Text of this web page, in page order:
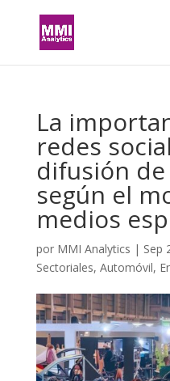
La
redes
difusión
según el
medios
por MMI Analytics | Sep
Sectoriales, Automóvil,